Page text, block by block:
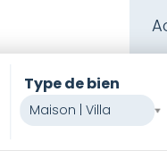
Type de bien
Maison | Villa